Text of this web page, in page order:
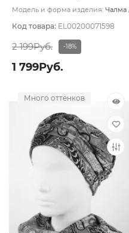
темный
Модель и форма изделия: Чалма
Код товара: EL00200071598
2 199Руб. -18%
1 799Руб.
Много оттенков